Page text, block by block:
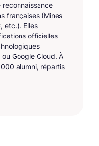
reconnaissance
françaises (Mines
etc.). Elles
officielles
Google Cloud. À
alumni, répartis